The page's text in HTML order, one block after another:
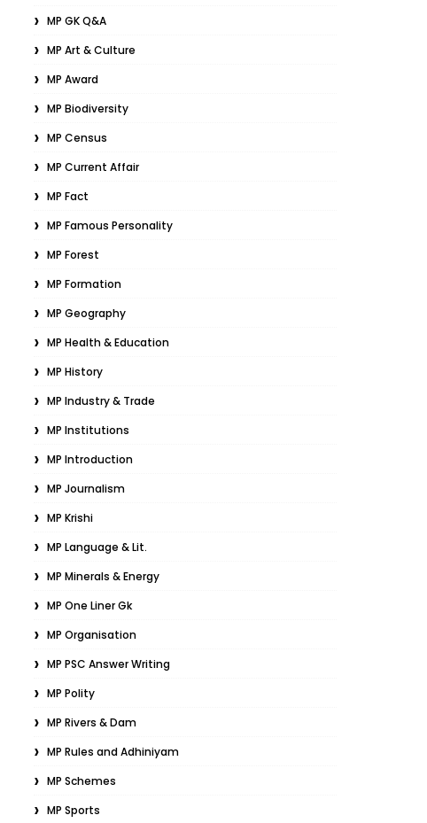
MP GK Q&A
MP Art & Culture
MP Award
MP Biodiversity
MP Census
MP Current Affair
MP Fact
MP Famous Personality
MP Forest
MP Formation
MP Geography
MP Health & Education
MP History
MP Industry & Trade
MP Institutions
MP Introduction
MP Journalism
MP Krishi
MP Language & Lit.
MP Minerals & Energy
MP One Liner Gk
MP Organisation
MP PSC Answer Writing
MP Polity
MP Rivers & Dam
MP Rules and Adhiniyam
MP Schemes
MP Sports